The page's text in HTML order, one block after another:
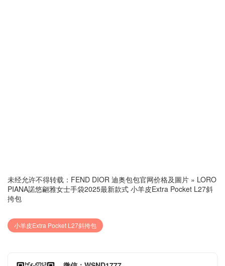
未经允许不得转载： FEND DIOR 迪奥包包官网价格及圖片 » LORO
PIANA諾悠翩雅女士手袋2025最新款式 小羊皮Extra Pocket L27斜
挎包
小羊皮Extra Pocket L27斜挎包